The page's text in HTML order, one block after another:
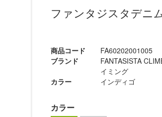
ファンタジスタデニ
商品コード
FA60202001005
ブランド
FANTASISTA
イミング
カラー
インディゴ
カラー